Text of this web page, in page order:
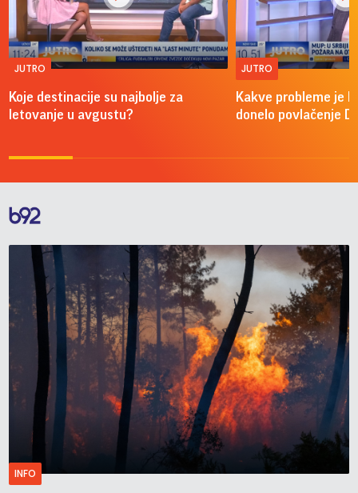
JUTRO
Koje destinacije su najbolje za
letovanje u avgustu?
JUTRO
Kakve probleme je
donelo povlačenje
INFO